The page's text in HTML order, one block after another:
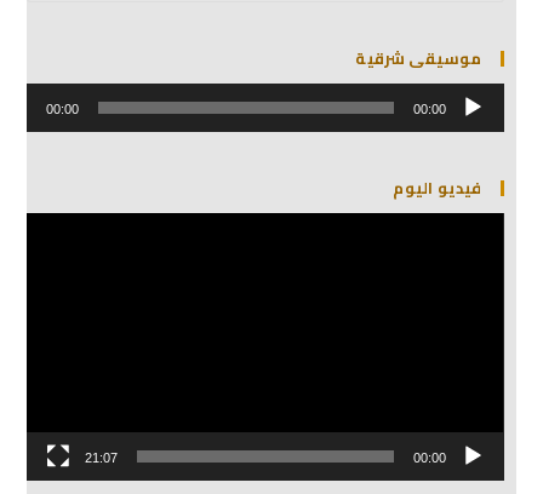
موسيقى شرقية
مشغل
الصوت 00:00
00:00
فيديو اليوم
مشغل
00:00
21:07